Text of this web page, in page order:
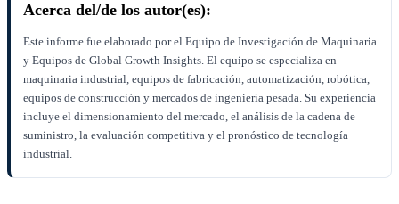
Acerca del/de los autor(es):
Este informe fue elaborado por el Equipo de Investigación de Maquinaria
y Equipos de Global Growth Insights. El equipo se especializa en
maquinaria industrial, equipos de fabricación, automatización, robótica,
equipos de construcción y mercados de ingeniería pesada. Su experiencia
incluye el dimensionamiento del mercado, el análisis de la cadena de
suministro, la evaluación competitiva y el pronóstico de tecnología
industrial.